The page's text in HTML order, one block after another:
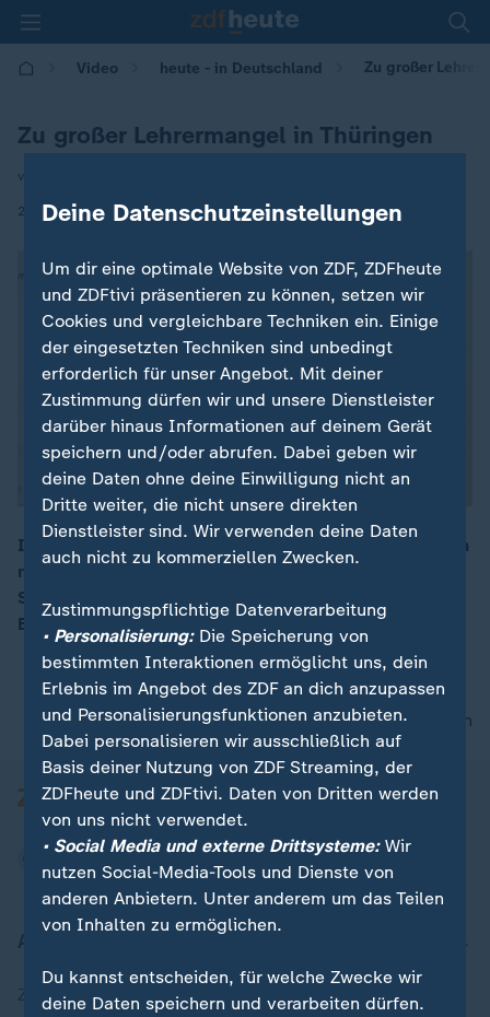
Video heute - in Deutschland Zu großer
Zu großer Lehrermangel in Thüringen
von Mona Trebing
20.03.2025 | 14:00
In Thüringen konnten im letzten Halbjahr Zeugnisnoten
nicht vergeben werden, weil die Lehrkräfte fehlen. Die
Schüler befürchten dadurch Nachteile für
Bewerbungen.
nach oben
Zuletzt veröffentlicht
Deine Datenschutzeinstellungen
Um dir eine optimale Website von ZDF, ZDFheute
und ZDFtivi präsentieren zu können, setzen wir
Cookies und vergleichbare Techniken ein. Einige
der eingesetzten Techniken sind unbedingt
erforderlich für unser Angebot. Mit deiner
Zustimmung dürfen wir und unsere Dienstleister
darüber hinaus Informationen auf deinem Gerät
speichern und/oder abrufen. Dabei geben wir
deine Daten ohne deine Einwilligung nicht an
Dritte weiter, die nicht unsere direkten
Dienstleister sind. Wir verwenden deine Daten
auch nicht zu kommerziellen Zwecken.
Zustimmungspflichtige Datenverarbeitung
• Personalisierung:Die Speicherung von
bestimmten Interaktionen ermöglicht uns, dein
Erlebnis im Angebot des ZDF an dich anzupassen
und Personalisierungsfunktionen anzubieten.
Dabei personalisieren wir ausschließlich auf
Basis deiner Nutzung von ZDF Streaming, der
ZDFheute und ZDFtivi. Daten von Dritten werden
von uns nicht verwendet.
• Social Media und externe Drittsysteme:Wir
nutzen Social-Media-Tools und Dienste von
anderen Anbietern. Unter anderem um das Teilen
von Inhalten zu ermöglichen.
Du kannst entscheiden, für welche Zwecke wir
deine Daten speichern und verarbeiten dürfen.